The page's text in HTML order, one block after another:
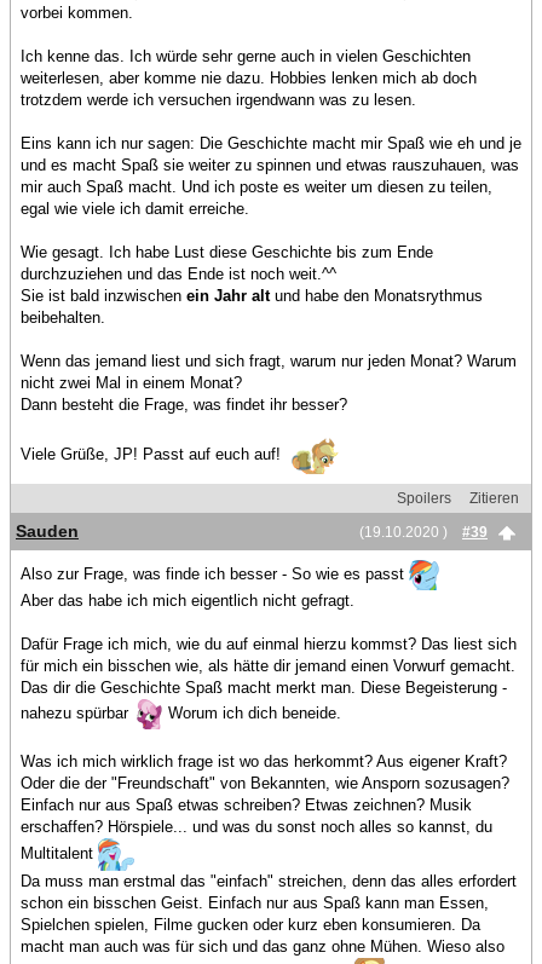
vorbei kommen.
Ich kenne das. Ich würde sehr gerne auch in vielen Geschichten
weiterlesen, aber komme nie dazu. Hobbies lenken mich ab doch
trotzdem werde ich versuchen irgendwann was zu lesen.
Eins kann ich nur sagen: Die Geschichte macht mir Spaß wie eh und je
und es macht Spaß sie weiter zu spinnen und etwas rauszuhauen, was
mir auch Spaß macht. Und ich poste es weiter um diesen zu teilen,
egal wie viele ich damit erreiche.
Wie gesagt. Ich habe Lust diese Geschichte bis zum Ende
durchzuziehen und das Ende ist noch weit.^^
Sie ist bald inzwischen ein Jahr altund habe den Monatsrythmus
beibehalten.
Wenn das jemand liest und sich fragt, warum nur jeden Monat? Warum
nicht zwei Mal in einem Monat?
Dann besteht die Frage, was findet ihr besser?
Viele Grüße, JP! Passt auf euch auf!
Spoilers
Zitieren
(19.10.2020 )
#39
Sauden
Also zur Frage, was finde ich besser - So wie es passt
Aber das habe ich mich eigentlich nicht gefragt.
Dafür Frage ich mich, wie du auf einmal hierzu kommst? Das liest sich
für mich ein bisschen wie, als hätte dir jemand einen Vorwurf gemacht.
Das dir die Geschichte Spaß macht merkt man. Diese Begeisterung -
nahezu spürbar
Worum ich dich beneide.
Was ich mich wirklich frage ist wo das herkommt? Aus eigener Kraft?
Oder die der "Freundschaft" von Bekannten, wie Ansporn sozusagen?
Einfach nur aus Spaß etwas schreiben? Etwas zeichnen? Musik
erschaffen? Hörspiele... und was du sonst noch alles so kannst, du
Multitalent
Da muss man erstmal das "einfach" streichen, denn das alles erfordert
schon ein bisschen Geist. Einfach nur aus Spaß kann man Essen,
Spielchen spielen, Filme gucken oder kurz eben konsumieren. Da
macht man auch was für sich und das ganz ohne Mühen. Wieso also